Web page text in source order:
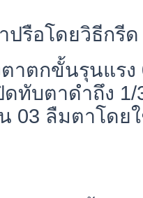
ปรือโดยวิธีกรีด
าตกขั้นรุนแรง
ดทับตาดำถึง
03 ลืมตาโดย